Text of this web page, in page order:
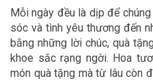
Mỗi ngày đều là dịp để
sóc và tình yêu thương đến
bằng những lời chúc, quà
khoe sắc rạng ngời. Hoa
món quà tặng mà từ lâu còn